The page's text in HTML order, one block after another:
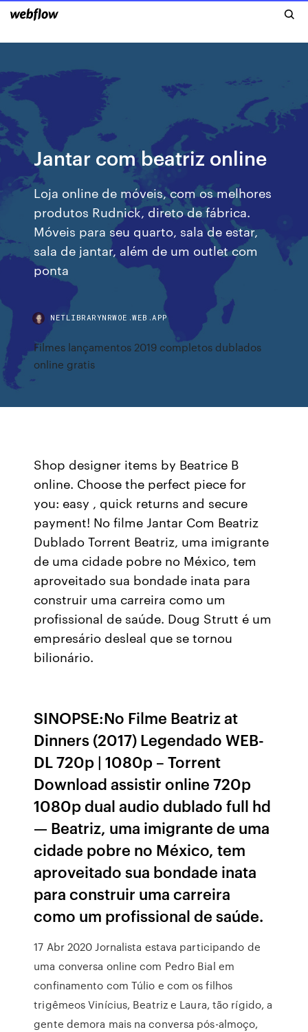
Jantar com beatriz online
Loja online de móveis, com os melhores
produtos Rudnick, direto de fábrica.
Móveis para seu quarto, sala de estar,
sala de jantar, além de um outlet com
ponta
NETLIBRARYNRWOE.WEB.APP
Filmes lançamentos 2019 completos dublados
online gratis
Shop designer items by Beatrice B
online. Choose the perfect piece for
you: easy , quick returns and secure
payment! No filme Jantar Com Beatriz
Dublado Torrent Beatriz, uma imigrante
de uma cidade pobre no México, tem
aproveitado sua bondade inata para
construir uma carreira como um
profissional de saúde. Doug Strutt é um
empresário desleal que se tornou
bilionário.
SINOPSE:No Filme Beatriz at
Dinners (2017) Legendado WEB-
DL 720p | 1080p – Torrent
Download assistir online 720p
1080p dual audio dublado full hd
— Beatriz, uma imigrante de uma
cidade pobre no México, tem
aproveitado sua bondade inata
para construir uma carreira
como um profissional de saúde.
17 Abr 2020 Jornalista estava participando de
uma conversa online com Pedro Bial em
confinamento com Túlio e com os filhos
trigêmeos Vinícius, Beatriz e Laura, tão rígido, a
gente demora mais na conversa pós-almoço,